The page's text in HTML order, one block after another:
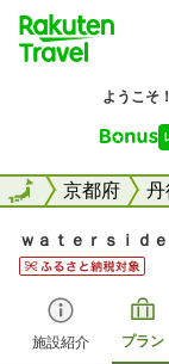
全国京都府 丹
全国
ｗａｔｅｒｓｉｄ
施設紹介 プラン